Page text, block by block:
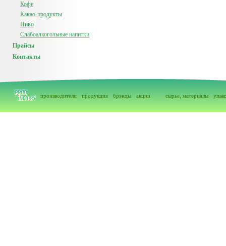
Кофе
Какао-продукты
Пиво
Слабоалкогольные напитки
Прайсы
Контакты
производители продукция брэнды акции сырье, материалы